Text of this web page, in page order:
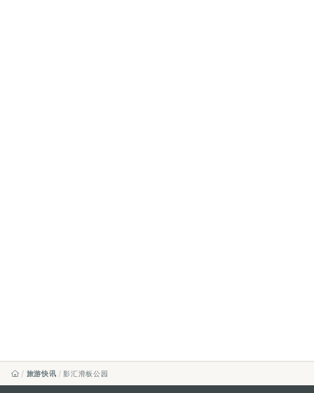
旅游快讯 影汇滑板公园